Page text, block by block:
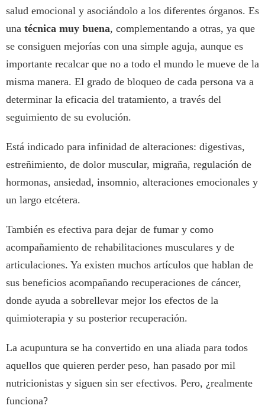
salud emocional y asociándolo a los diferentes órganos. Es
una técnica muy buena, complementando a otras, ya que
se consiguen mejorías con una simple aguja, aunque es
importante recalcar que no a todo el mundo le mueve de la
misma manera. El grado de bloqueo de cada persona va a
determinar la eficacia del tratamiento, a través del
seguimiento de su evolución.
Está indicado para infinidad de alteraciones: digestivas,
estreñimiento, de dolor muscular, migraña, regulación de
hormonas, ansiedad, insomnio, alteraciones emocionales y
un largo etcétera.
También es efectiva para dejar de fumar y como
acompañamiento de rehabilitaciones musculares y de
articulaciones. Ya existen muchos artículos que hablan de
sus beneficios acompañando recuperaciones de cáncer,
donde ayuda a sobrellevar mejor los efectos de la
quimioterapia y su posterior recuperación.
La acupuntura se ha convertido en una aliada para todos
aquellos que quieren perder peso, han pasado por mil
nutricionistas y siguen sin ser efectivos. Pero, ¿realmente
funciona?